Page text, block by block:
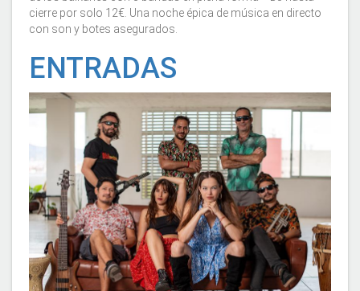
cierre por solo 12€. Una noche épica de música en directo
con son y botes asegurados.
ENTRADAS